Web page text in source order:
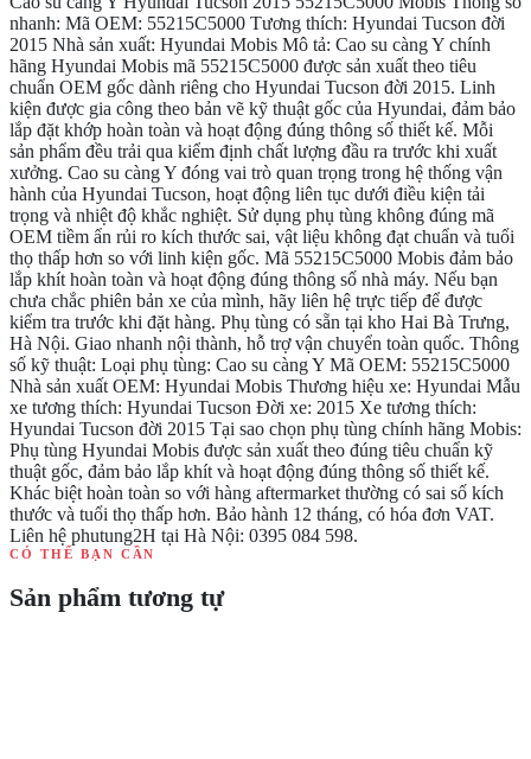
nhanh: Mã OEM: 55215C5000 Tương thích: Hyundai Tucson đời
2015 Nhà sản xuất: Hyundai Mobis Mô tả: Cao su càng Y chính
hãng Hyundai Mobis mã 55215C5000 được sản xuất theo tiêu
chuẩn OEM gốc dành riêng cho Hyundai Tucson đời 2015. Linh
kiện được gia công theo bản vẽ kỹ thuật gốc của Hyundai, đảm bảo
lắp đặt khớp hoàn toàn và hoạt động đúng thông số thiết kế. Mỗi
sản phẩm đều trải qua kiểm định chất lượng đầu ra trước khi xuất
xưởng. Cao su càng Y đóng vai trò quan trọng trong hệ thống vận
hành của Hyundai Tucson, hoạt động liên tục dưới điều kiện tải
trọng và nhiệt độ khắc nghiệt. Sử dụng phụ tùng không đúng mã
OEM tiềm ẩn rủi ro kích thước sai, vật liệu không đạt chuẩn và tuổi
thọ thấp hơn so với linh kiện gốc. Mã 55215C5000 Mobis đảm bảo
lắp khít hoàn toàn và hoạt động đúng thông số nhà máy. Nếu bạn
chưa chắc phiên bản xe của mình, hãy liên hệ trực tiếp để được
kiểm tra trước khi đặt hàng. Phụ tùng có sẵn tại kho Hai Bà Trưng,
Hà Nội. Giao nhanh nội thành, hỗ trợ vận chuyển toàn quốc. Thông
số kỹ thuật: Loại phụ tùng: Cao su càng Y Mã OEM: 55215C5000
Nhà sản xuất OEM: Hyundai Mobis Thương hiệu xe: Hyundai Mẫu
xe tương thích: Hyundai Tucson Đời xe: 2015 Xe tương thích:
Hyundai Tucson đời 2015 Tại sao chọn phụ tùng chính hãng Mobis:
Phụ tùng Hyundai Mobis được sản xuất theo đúng tiêu chuẩn kỹ
thuật gốc, đảm bảo lắp khít và hoạt động đúng thông số thiết kế.
Khác biệt hoàn toàn so với hàng aftermarket thường có sai số kích
thước và tuổi thọ thấp hơn. Bảo hành 12 tháng, có hóa đơn VAT.
Liên hệ phutung2H tại Hà Nội: 0395 084 598.
CÓ THỂ BẠN CẦN
Sản phẩm tương tự